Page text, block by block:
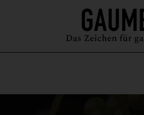
MAGAZIN GUIDE